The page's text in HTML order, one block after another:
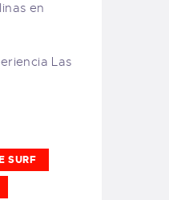
en
Las
SURF